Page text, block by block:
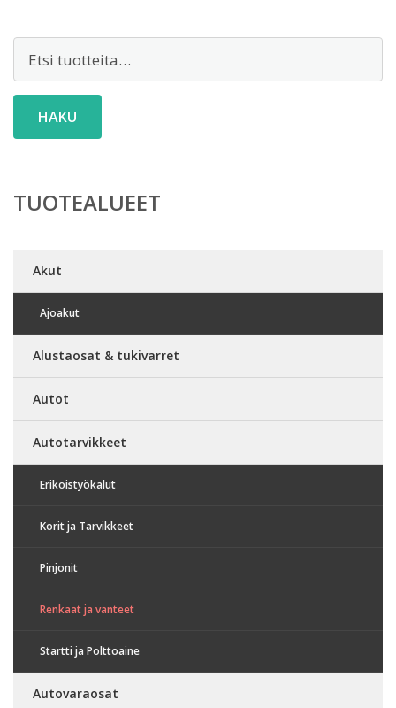
HAKU
TUOTEALUEET
Akut
Ajoakut
Alustaosat & tukivarret
Autot
Autotarvikkeet
Erikoistyökalut
Korit ja Tarvikkeet
Pinjonit
Renkaat ja vanteet
Startti ja Polttoaine
Autovaraosat